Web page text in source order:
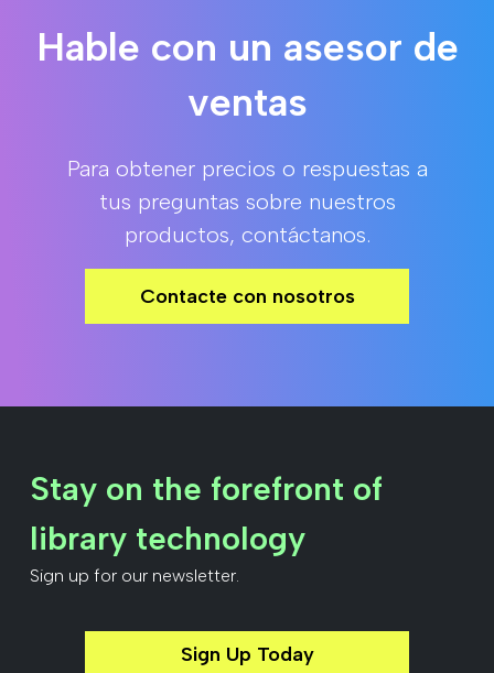
Hable con un asesor de
ventas
Para obtener precios o respuestas a
tus preguntas sobre nuestros
productos, contáctanos.
Contacte con nosotros
Stay on the forefront of
library technology
Sign up for our newsletter.
Sign Up Today